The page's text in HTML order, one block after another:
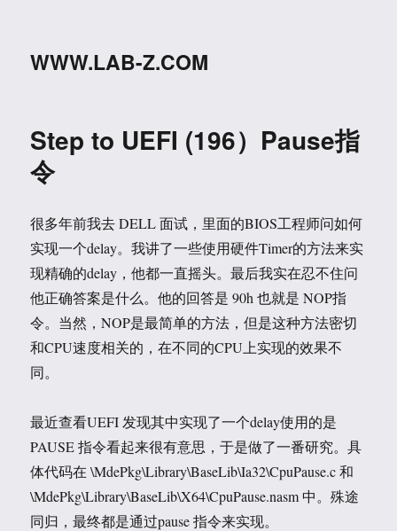
WWW.LAB-Z.COM
Step to UEFI (196）Pause指
令
很多年前我去 DELL 面试，里面的BIOS工程师问如何
实现一个delay。我讲了一些使用硬件Timer的方法来实
现精确的delay，他都一直摇头。最后我实在忍不住问
他正确答案是什么。他的回答是 90h 也就是 NOP指
令。当然，NOP是最简单的方法，但是这种方法密切
和CPU速度相关的，在不同的CPU上实现的效果不
同。
最近查看UEFI 发现其中实现了一个delay使用的是
PAUSE 指令看起来很有意思，于是做了一番研究。具
体代码在 \MdePkg\Library\BaseLib\Ia32\CpuPause.c 和
\MdePkg\Library\BaseLib\X64\CpuPause.nasm 中。殊途
同归，最终都是通过pause 指令来实现。